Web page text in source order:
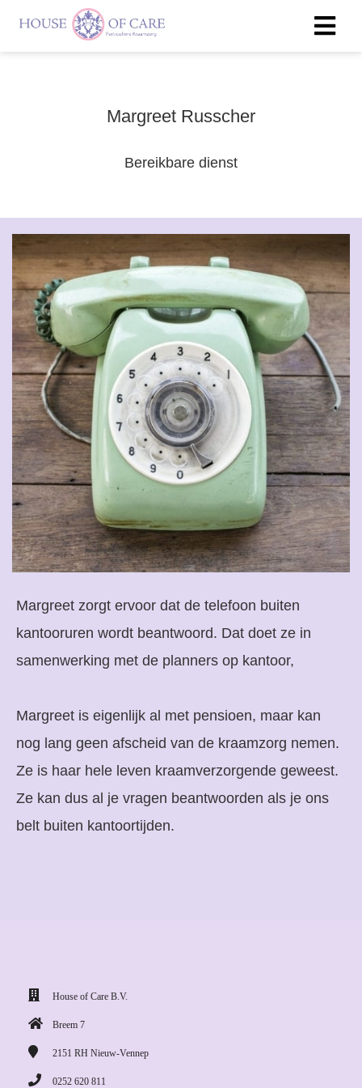
Margreet Russcher
Bereikbare dienst
Margreet zorgt ervoor dat de telefoon buiten
kantooruren wordt beantwoord. Dat doet ze in
samenwerking met de planners op kantoor,
Margreet is eigenlijk al met pensioen, maar kan
nog lang geen afscheid van de kraamzorg nemen.
Ze is haar hele leven kraamverzorgende geweest.
Ze kan dus al je vragen beantwoorden als je ons
belt buiten kantoortijden.
House of Care B.V.
Breem 7
2151 RH Nieuw-Vennep
0252 620 811